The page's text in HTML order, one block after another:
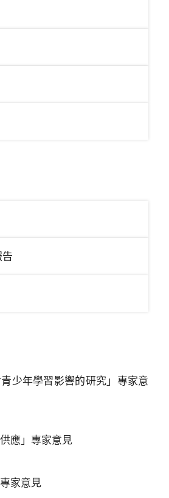
告
青少年學習影響的研究」專家意
應」專家意見
家意見